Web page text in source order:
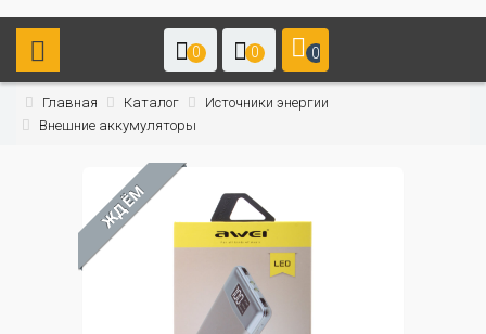
0 0 0
Главная Каталог
Источники энергии
Внешние аккумуляторы
ЖДЁМ